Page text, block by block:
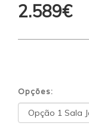
2.589€
Opções: